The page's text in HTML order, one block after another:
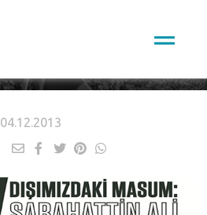
04.12.2013